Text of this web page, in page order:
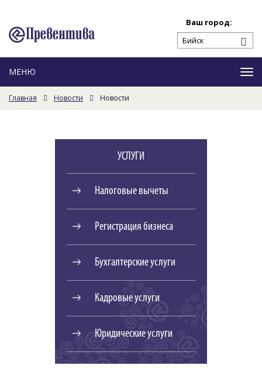
Ваш город:
Главная Новости Новости
УСЛУГИ
Налоговые вычеты
Регистрация бизнеса
Бухгалтерские услуги
Кадровые услуги
Юридические услуги